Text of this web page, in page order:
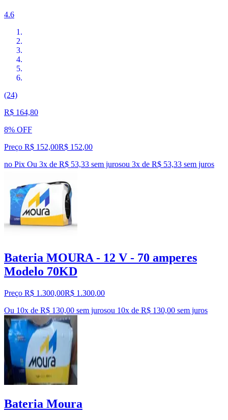
4.6
(24)
R$ 164,80
8% OFF
Preço R$ 152,00R$ 152,00
no Pix Ou 3x de R$ 53,33 sem jurosou 3x de R$ 53,33 sem juros
Bateria MOURA - 12 V - 70 amperes
Modelo 70KD
Preço R$ 1.300,00R$ 1.300,00
Ou 10x de R$ 130,00 sem jurosou 10x de R$ 130,00 sem juros
Bateria Moura